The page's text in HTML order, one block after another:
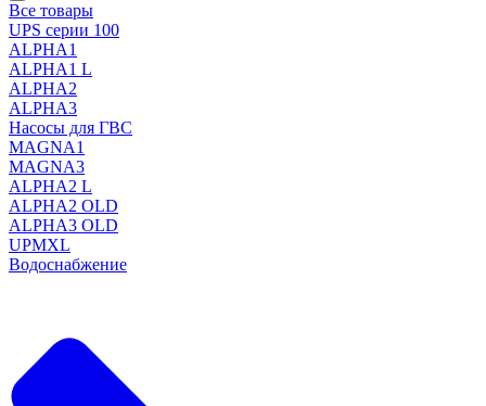
Все товары
UPS серии 100
ALPHA1
ALPHA1 L
ALPHA2
ALPHA3
Насосы для ГВС
MAGNA1
MAGNA3
ALPHA2 L
ALPHA2 OLD
ALPHA3 OLD
UPMXL
Водоснабжение